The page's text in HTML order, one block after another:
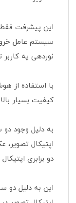
این پیشرفت فقط
سیستم عامل
نوردهی یه
با استفاده از
کیفیت بسیار
به دلیل وجود
اپتیکال
دو برابری اپتیکال
این به دلیل دو